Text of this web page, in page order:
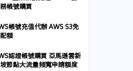
帳號購買
帳號充值代辦 AWS S3免
額
認證帳號購買 亞馬遜雲新
節點大流量頻寬申請額度